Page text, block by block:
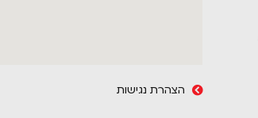
הצהרת נגישות